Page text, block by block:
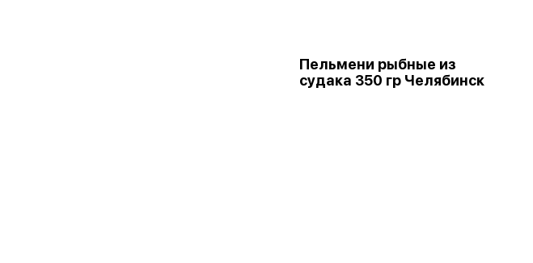
Пельмени рыбные из
судака 350 гр Челябинск